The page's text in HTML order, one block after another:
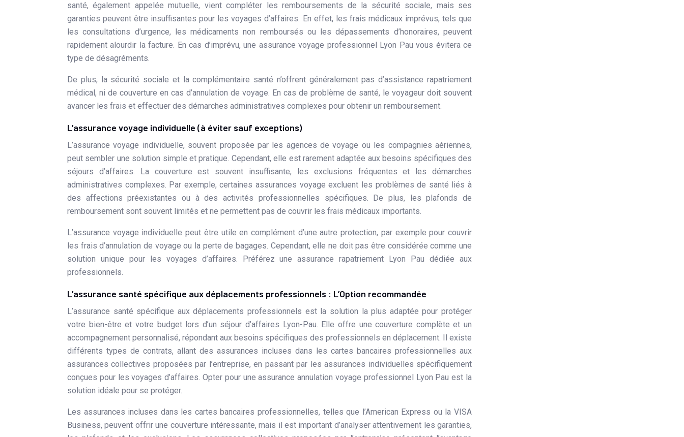
santé, également appelée mutuelle, vient compléter les remboursements de la sécurité sociale, mais ses
garanties peuvent être insuffisantes pour les voyages d’affaires. En effet, les frais médicaux imprévus, tels que
les consultations d’urgence, les médicaments non remboursés ou les dépassements d’honoraires, peuvent
rapidement alourdir la facture. En cas d’imprévu, une assurance voyage professionnel Lyon Pau vous évitera ce
type de désagréments.
De plus, la sécurité sociale et la complémentaire santé n’offrent généralement pas d’assistance rapatriement
médical, ni de couverture en cas d’annulation de voyage. En cas de problème de santé, le voyageur doit souvent
avancer les frais et effectuer des démarches administratives complexes pour obtenir un remboursement.
L’assurance voyage individuelle (à éviter sauf exceptions)
L’assurance voyage individuelle, souvent proposée par les agences de voyage ou les compagnies aériennes,
peut sembler une solution simple et pratique. Cependant, elle est rarement adaptée aux besoins spécifiques des
séjours d’affaires. La couverture est souvent insuffisante, les exclusions fréquentes et les démarches
administratives complexes. Par exemple, certaines assurances voyage excluent les problèmes de santé liés à
des affections préexistantes ou à des activités professionnelles spécifiques. De plus, les plafonds de
remboursement sont souvent limités et ne permettent pas de couvrir les frais médicaux importants.
L’assurance voyage individuelle peut être utile en complément d’une autre protection, par exemple pour couvrir
les frais d’annulation de voyage ou la perte de bagages. Cependant, elle ne doit pas être considérée comme une
solution unique pour les voyages d’affaires. Préférez une assurance rapatriement Lyon Pau dédiée aux
professionnels.
L’assurance santé spécifique aux déplacements professionnels : L’Option recommandée
L’assurance santé spécifique aux déplacements professionnels est la solution la plus adaptée pour protéger
votre bien-être et votre budget lors d’un séjour d’affaires Lyon-Pau. Elle offre une couverture complète et un
accompagnement personnalisé, répondant aux besoins spécifiques des professionnels en déplacement. Il existe
différents types de contrats, allant des assurances incluses dans les cartes bancaires professionnelles aux
assurances collectives proposées par l’entreprise, en passant par les assurances individuelles spécifiquement
conçues pour les voyages d’affaires. Opter pour une assurance annulation voyage professionnel Lyon Pau est la
solution idéale pour se protéger.
Les assurances incluses dans les cartes bancaires professionnelles, telles que l’American Express ou la VISA
Business, peuvent offrir une couverture intéressante, mais il est important d’analyser attentivement les garanties,